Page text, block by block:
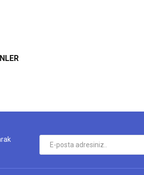
kullanarak tarafımıza iletebilirsiniz.